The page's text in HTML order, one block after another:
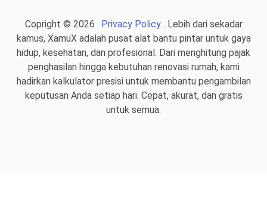
Copright © 2026 . Privacy Policy. Lebih dari sekadar
kamus, XamuX adalah pusat alat bantu pintar untuk gaya
hidup, kesehatan, dan profesional. Dari menghitung pajak
penghasilan hingga kebutuhan renovasi rumah, kami
hadirkan kalkulator presisi untuk membantu pengambilan
keputusan Anda setiap hari. Cepat, akurat, dan gratis
untuk semua.